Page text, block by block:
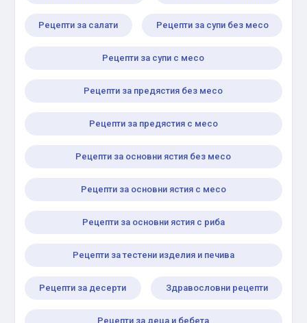
Рецепти за салати Рецепти за супи без месо
Рецепти за супи с месо
Рецепти за предястия без месо
Рецепти за предястия с месо
Рецепти за основни ястия без месо
Рецепти за основни ястия с месо
Рецепти за основни ястия с риба
Рецепти за тестени изделия и печива
Рецепти за десерти Здравословни рецепти
Рецепти за деца и бебета